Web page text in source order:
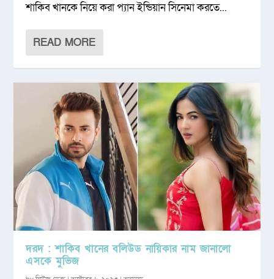
শাকিব খানকে নিয়ে করা প্যান ইন্ডিয়ান সিনেমা করতে...
READ MORE
দরদ : শাকিব খানের বলিউড নায়িকার নাম জানালো
এসকে মুভিজ